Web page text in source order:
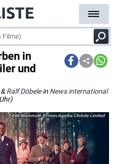
in
und
& Ralf Döbelein News international
Mammoth Screen/Agatha Christie Limited